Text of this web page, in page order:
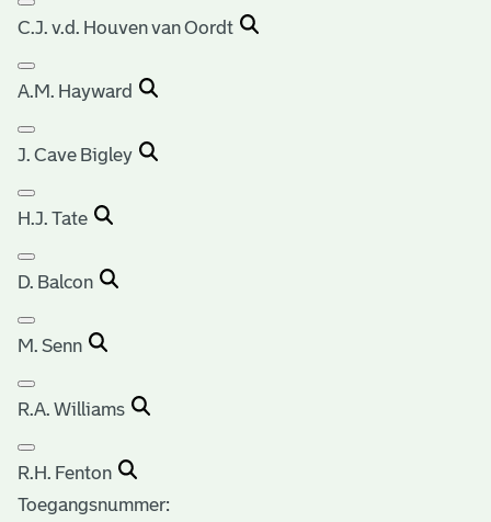
C.J. v.d. Houven van Oordt
A.M. Hayward
J. Cave Bigley
H.J. Tate
D. Balcon
M. Senn
R.A. Williams
R.H. Fenton
Toegangsnummer: